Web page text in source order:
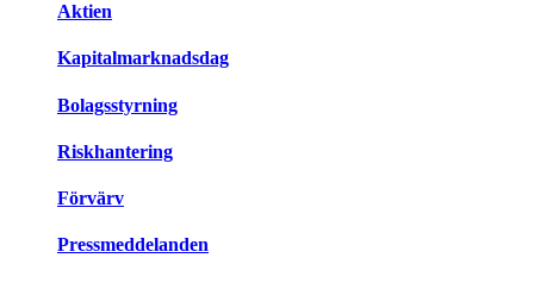
Aktien
Kapitalmarknadsdag
Bolagsstyrning
Riskhantering
Förvärv
Pressmeddelanden